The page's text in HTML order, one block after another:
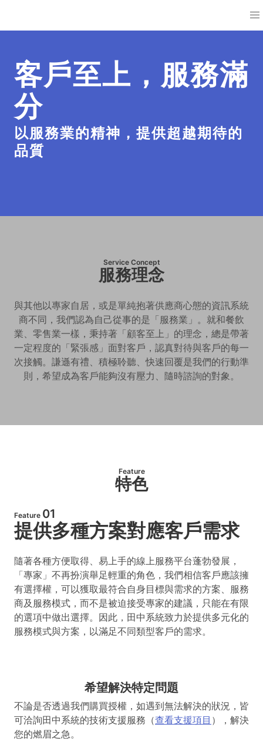
客戶至上，服務滿
分
以服務業的精神，提供超越期待的
品質
Service Concept
服務理念
與其他以專家自居，或是單純抱著供應商心態的資訊系統
商不同，我們認為自己從事的是「服務業」。就和餐飲
業、零售業一樣，秉持著「顧客至上」的理念，總是帶著
一定程度的「緊張感」面對客戶，認真對待與客戶的每一
次接觸。謙遜有禮、積極聆聽、快速回覆是我們的行動準
則，希望成為客戶能夠沒有壓力、隨時諮詢的對象。
Feature
特色
Feature 01
提供多種方案對應客戶需求
隨著各種方便取得、易上手的線上服務平台蓬勃發展，
「專家」不再扮演舉足輕重的角色，我們相信客戶應該擁
有選擇權，可以獲取最符合自身目標與需求的方案、服務
商及服務模式，而不是被迫接受專家的建議，只能在有限
的選項中做出選擇。因此，田中系統致力於提供多元化的
服務模式與方案，以滿足不同類型客戶的需求。
希望解決特定問題
不論是否透過我們購買授權，如遇到無法解決的狀況，皆
可洽詢田中系統的技術支援服務（查看支援項目 ），解決
您的燃眉之急。